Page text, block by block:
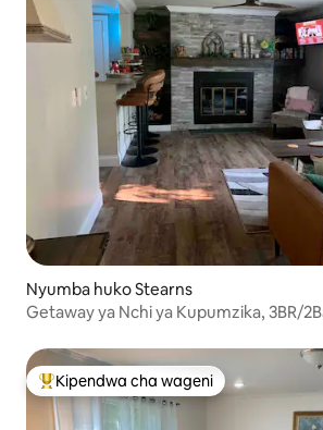
Nyumba huko Stearns
Getaway ya Nchi ya Kupumzika, 3BR/
Kipendwa maarufu cha wageni
Kipendwa cha wageni